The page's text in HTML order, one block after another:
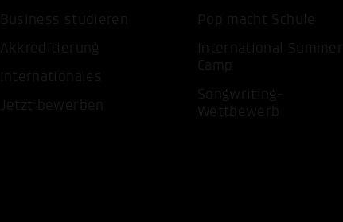
Business studieren
Akkreditierung
Internationales
Jetzt bewerben
Pop macht Schule
International Summer
Camp
Songwriting-
Wettbewerb